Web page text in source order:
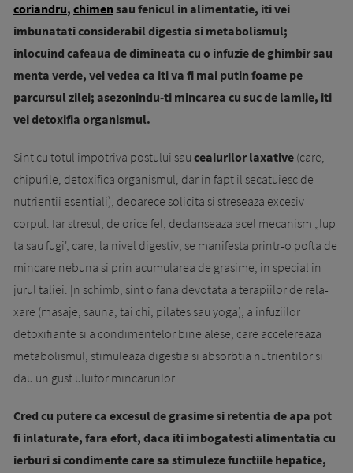
coriandru, chimensau fenicul in alimentatie, iti vei
imbunatati consi­de­­rabil digestia si metabolismul;
inlocuind ca­feaua de di­minea­ta cu o infuzie de ghimbir sau
men­ta verde, vei ve­dea ca iti va fi mai putin foa­me pe
parcursul zi­lei; asezonindu-ti mincarea cu suc de lamiie, iti
vei detoxifia organismul.
Sint cu to­tul impotriva postului sau ceaiurilor laxative (care,
chipurile, detoxifi­ca organismul, dar in fapt il secatuiesc de
nutrientii esentiali), deoa­re­­ce solicita si streseaza excesiv
corpul. Iar stresul, de ori­ce fel, declanseaza acel mecanism „lup­
ta sau fugi', care, la nivel digestiv, se manifes­ta printr-o pofta de
mincare nebuna si prin acumularea de grasime, in special in
jurul taliei. |n schimb, sint o fana devotata a terapiilor de rela­
xa­re (masaje, sauna, tai chi, pilates sau yo­ga), a infuziilor
detoxifiante si a condimentelor bi­ne ale­se, care accelereaza
metabolismul, sti­muleaza di­gestia si absorbtia nutrientilor si
dau un gust ului­tor mincarurilor.
Cred cu putere ca excesul de grasime si retentia de apa pot
fi inlaturate, fara efort, daca iti imbogatesti alimentatia cu
ierburi si condimen­te care sa stimuleze functiile hepatice,